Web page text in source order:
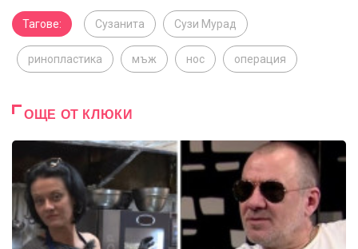
Тагове: Сузанита Сузи Мурад
ринопластика мъж нос операция
ОЩЕ ОТ КЛЮКИ